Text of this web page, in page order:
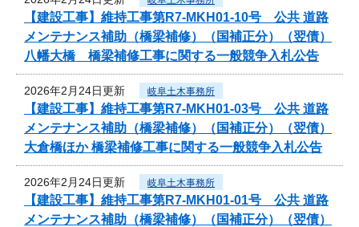
【建設工事】維持工事第R7-MKH01-10号 公共 道路
メンテナンス補助（橋梁補修）（国補正分）（翌債）
八幡大橋 橋梁補修工事に関する一般競争入札公告
2026年2月24日更新 岐阜土木事務所
【建設工事】維持工事第R7-MKH01-03号 公共 道路
メンテナンス補助（橋梁補修）（国補正分）（翌債）
大倉橋ほか 橋梁補修工事に関する一般競争入札公告
2026年2月24日更新 岐阜土木事務所
【建設工事】維持工事第R7-MKH01-01号 公共 道路
メンテナンス補助（橋梁補修）（国補正分）（翌債）